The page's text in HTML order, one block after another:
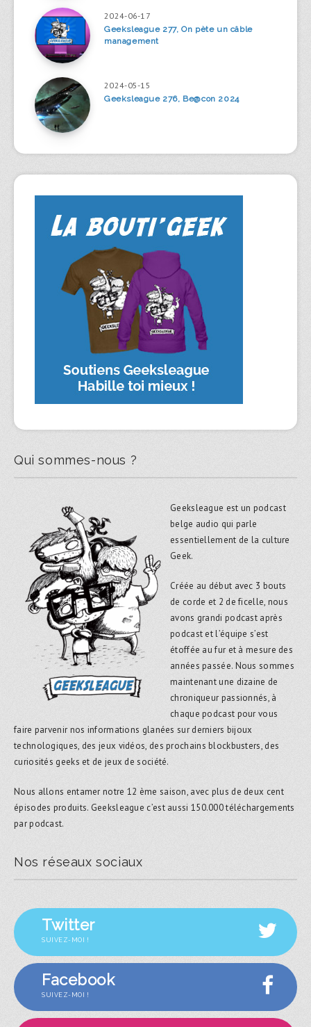
2024-06-17
Geeksleague 277, On pète un câble
management
2024-05-15
Geeksleague 276, Be@con 2024
Qui sommes-nous ?
Geeksleague est un podcast
belge audio qui parle
essentiellement de la culture
Geek.
Créée au début avec 3 bouts
de corde et 2 de ficelle, nous
avons grandi podcast après
podcast et l’équipe s’est
étoffée au fur et à mesure des
années passée. Nous sommes
maintenant une dizaine de
chroniqueur passionnés, à
chaque podcast pour vous
faire parvenir nos informations glanées sur derniers bijoux
technologiques, des jeux vidéos, des prochains blockbusters, des
curiosités geeks et de jeux de société.
Nous allons entamer notre 12 ème saison, avec plus de deux cent
épisodes produits. Geeksleague c’est aussi 150.000 téléchargements
par podcast.
Nos réseaux sociaux
Twitter
SUIVEZ-MOI !
Facebook
SUIVEZ-MOI !